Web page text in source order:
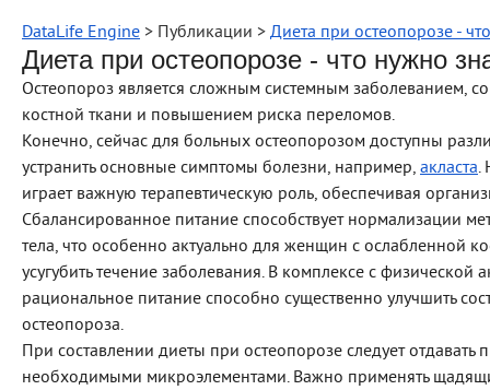
DataLife Engine > Публикации > Диета при остеопорозе -
Диета при остеопорозе - что нужно
Остеопороз является сложным системным заболеванием,
костной ткани и повышением риска переломов.
Конечно, сейчас для больных остеопорозом доступны
устранить основные симптомы болезни, например, акласта.
играет важную терапевтическую роль, обеспечивая
Сбалансированное питание способствует нормализации
тела, что особенно актуально для женщин с ослабленной
усугубить течение заболевания. В комплексе с физической
рациональное питание способно существенно улучшить
остеопороза.
При составлении диеты при остеопорозе следует отдавать
необходимыми микроэлементами. Важно применять